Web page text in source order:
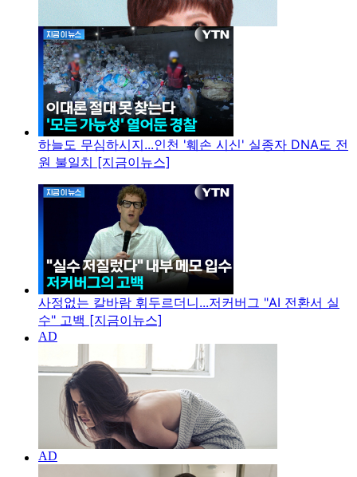
하늘도 무심하시지...인천 '훼손 시신' 실종자 DNA도 전
원 불일치 [지금이뉴스]
사정없는 칼바람 휘두르더니...저커버그 "AI 전환서 실
수" 고백 [지금이뉴스]